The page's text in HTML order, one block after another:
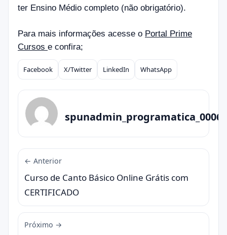
ter Ensino Médio completo (não obrigatório).
Para mais informações acesse o Portal Prime
Cursos e confira;
Compartilhar
Facebook X/Twitter LinkedIn WhatsApp
spunadmin_programatica_0006
← Anterior
Curso de Canto Básico Online Grátis com
CERTIFICADO
Próximo →